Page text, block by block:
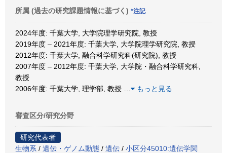
所属 (過去の研究課題情報に基づく) *注記
2024年度: 千葉大学, 大学院理学研究院, 教授
2019年度 – 2021年度: 千葉大学, 大学院理学研究院, 教授
2012年度: 千葉大学, 融合科学研究科(研究院), 教授
2007年度 – 2012年度: 千葉大学, 大学院・融合科学研究科,
教授
2006年度: 千葉大学, 理学部, 教授
もっと見る
審査区分/研究分野
研究代表者
生物系 / 遺伝・ゲノム動態 / 遺伝 / 小区分45010:遺伝学関